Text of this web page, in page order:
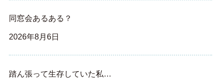
同窓会あるある？
2026年8月6日
踏ん張って生存していた私…